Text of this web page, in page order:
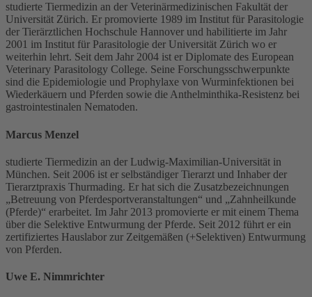
studierte Tiermedizin an der Veterinärmedizinischen Fakultät der
Universität Zürich. Er promovierte 1989 im Institut für Parasitologie
der Tierärztlichen Hochschule Hannover und habilitierte im Jahr
2001 im Institut für Parasitologie der Universität Zürich wo er
weiterhin lehrt. Seit dem Jahr 2004 ist er Diplomate des European
Veterinary Parasitology College. Seine Forschungsschwerpunkte
sind die Epidemiologie und Prophylaxe von Wurminfektionen bei
Wiederkäuern und Pferden sowie die Anthelminthika-Resistenz bei
gastrointestinalen Nematoden.
Marcus Menzel
studierte Tiermedizin an der Ludwig-Maximilian-Universität in
München. Seit 2006 ist er selbständiger Tierarzt und Inhaber der
Tierarztpraxis Thurmading. Er hat sich die Zusatzbezeichnungen
„Betreuung von Pferdesportveranstaltungen“ und „Zahnheilkunde
(Pferde)“ erarbeitet. Im Jahr 2013 promovierte er mit einem Thema
über die Selektive Entwurmung der Pferde. Seit 2012 führt er ein
zertifiziertes Hauslabor zur Zeitgemäßen (+Selektiven) Entwurmung
von Pferden.
Uwe E. Nimmrichter